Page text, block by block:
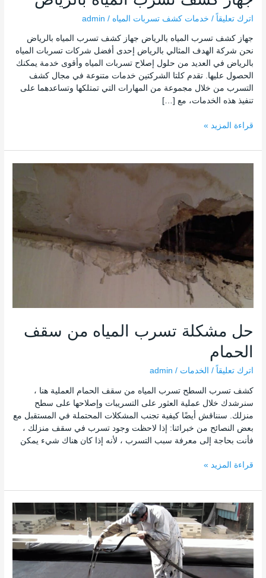
اترك تعليقاً / خدمات كشف تسربات المياه /
admin
جهاز كشف تسرب المياه بالرياض جهاز كشف تسرب المياه بالرياض
نحن شركة الهدف المثالي بالرياض إحدى أفضل شركات تسربات المياه
بالرياض في العديد من حلول إصلاح تسربات المياه وأقوى خدمة يمكنك
الحصول عليها. تقدم كلتا الشركتين خدمات متنوعة في مجال كشف
التسرب من خلال مجموعة من المهارات التي تمتلكها وتساعدهما على
تنفيذ هذه الخدمات، مع […]
قراءة المزيد »
حل مشكلة تسرب المياه من سقف
الحمام
اترك تعليقاً / الخدمات /
admin
كشف تسرب السطح تسرب المياه من سقف الحمام العملية هنا ،
سنرشدك خلال عملية العثور على التسريبات وإصلاحها على سطح
منزلك. سنناقش أيضًا كيفية تجنب المشكلات المحتملة في المستقبل مع
بعض النصائح من خبرائنا: إذا لاحظت وجود تسرب في سقف منزلك ،
فأنت بحاجة إلى معرفة سبب التسرب ، لأنه إذا كان هناك شيء يمكن
تسرب
المياه
الحمام
قراءة المزيد »
كيفية
منع
تسرب
المياه
من
سطح